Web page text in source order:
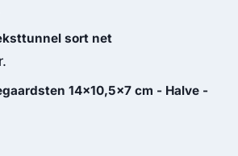
sort net
14x10,5x7 cm - Halve -